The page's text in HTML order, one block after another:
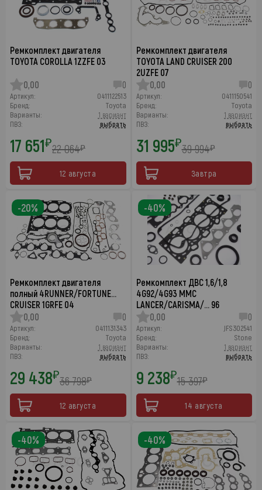
Ремкомплект двигателя
TOYOTA COROLLA 1ZZFE 03
0,00 0
Артикул:
0411122513
Бренд:
Toyota
Варианты:
1 вариант
ПВЗ:
выбрать
17 651₽22 064₽
12 августа
Ремкомплект двигателя
TOYOTA LAND CRUISER 200
2UZFE 07
0,00
0
Артикул:
0411150541
Бренд:
Toyota
Варианты:
1 вариант
ПВЗ:
выбрать
31 995₽39 994₽
Завтра
Ремкомплект двигателя
полный 4RUNNER/FORTUNE…
CRUISER 1GRFE 04
0,00
0
Артикул:
0411131343
Бренд:
Toyota
Варианты:
1 вариант
ПВЗ:
выбрать
29 438₽36 798₽
12 августа
-20%
Ремкомплект ДВС 1,6/1,8
4G92/4G93 MMC
LANCER/CARISMA/… 96
0,00
0
Артикул:
JFS302541
Бренд:
Stone
Варианты:
1 вариант
ПВЗ:
выбрать
9 238₽15 397₽
14 августа
-40%
-40% -40%